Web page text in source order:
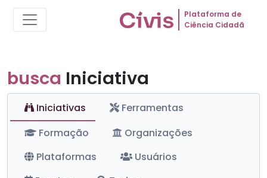
Plataforma de
Ciência Cidadã
busca Iniciativa
Iniciativas
Ferramentas
Formação
Organizações
Plataformas
Usuários